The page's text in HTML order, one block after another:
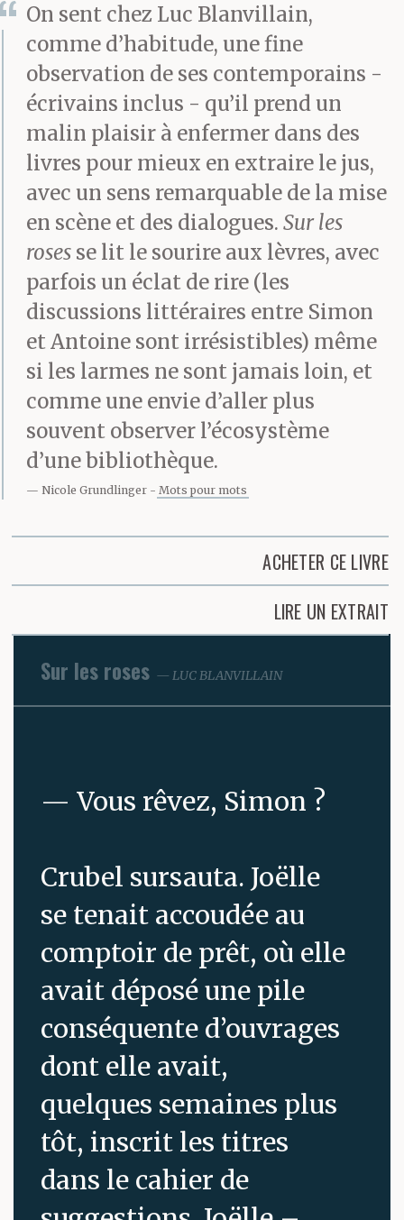
On sent chez Luc Blanvillain,
comme d’habitude, une fine
observation de ses contemporains -
écrivains inclus - qu’il prend un
malin plaisir à enfermer dans des
livres pour mieux en extraire le jus,
avec un sens remarquable de la mise
en scène et des dialogues. Sur les
roses se lit le sourire aux lèvres, avec
parfois un éclat de rire (les
discussions littéraires entre Simon
et Antoine sont irrésistibles) même
si les larmes ne sont jamais loin, et
comme une envie d’aller plus
souvent observer l’écosystème
d’une bibliothèque.
Nicole Grundlinger Mots pour mots
ACHETER CE LIVRE
LIRE UN EXTRAIT
Sur les roses LUC BLANVILLAIN
— Vous rêvez, Simon ?
Crubel sursauta. Joëlle
se tenait accoudée au
comptoir de prêt, où elle
avait déposé une pile
conséquente d’ouvrages
dont elle avait,
quelques semaines plus
tôt, inscrit les titres
dans le cahier de